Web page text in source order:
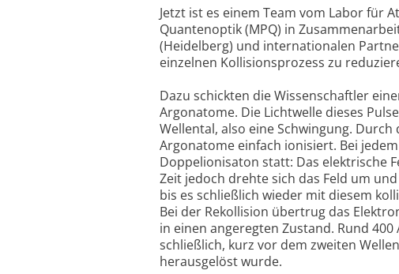
Jetzt ist es einem Team vom Labor für
Quantenoptik (MPQ) in
(Heidelberg) und internationalen
einzelnen Kollisionsprozess zu
Dazu schickten die Wissenschaftler
Argonatome. Die Lichtwelle dieses
Wellental, also eine Schwingung.
Argonatome einfach ionisiert. Bei
Doppelionisaton statt: Das elektrische
Zeit jedoch drehte sich das Feld um
bis es schließlich wieder mit diesem
Bei der Rekollision übertrug das
in einen angeregten Zustand. Rund
schließlich, kurz vor dem zweiten
herausgelöst wurde.